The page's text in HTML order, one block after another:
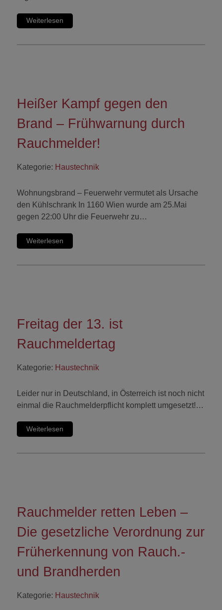
Weiterlesen
Heißer Kampf gegen den
Brand – Frühwarnung durch
Rauchmelder!
Kategorie: Haustechnik
Wohnungsbrand – Feuerwehr vermutet als Ursache
den Kühlschrank In 1160 Wien wurde am 25.Mai
gegen 22:00 Uhr die Feuerwehr zu…
Weiterlesen
Freitag der 13. ist
Rauchmeldertag
Kategorie: Haustechnik
Leider nur in Deutschland, in Österreich ist noch nicht
einmal die Rauchmelderpflicht komplett umgesetzt!…
Weiterlesen
Rauchmelder retten Leben –
Die gesetzliche Verordnung zur
Früherkennung von Rauch.-
und Brandherden
Kategorie: Haustechnik